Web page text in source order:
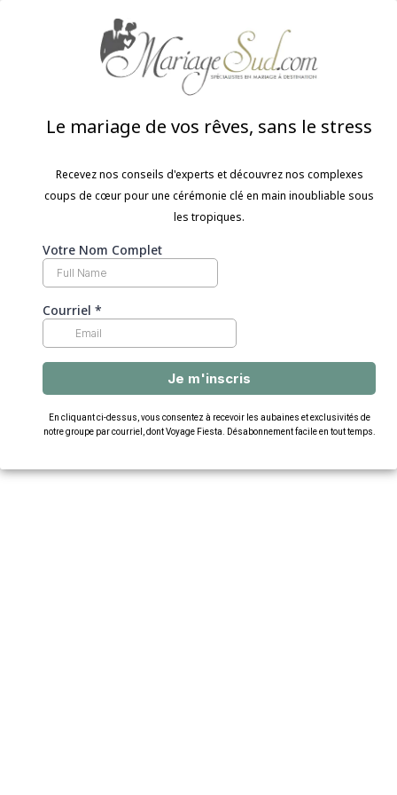
Le mariage de vos rêves, sans le stress
Recevez nos conseils d'experts et découvrez nos complexes
coups de cœur pour une cérémonie clé en main inoubliable sous
les tropiques.
Votre Nom Complet
Courriel *
Je m'inscris
En cliquant ci-dessus, vous consentez à recevoir les aubaines et exclusivités de
notre groupe par courriel, dont Voyage Fiesta. Désabonnement facile en tout temps.